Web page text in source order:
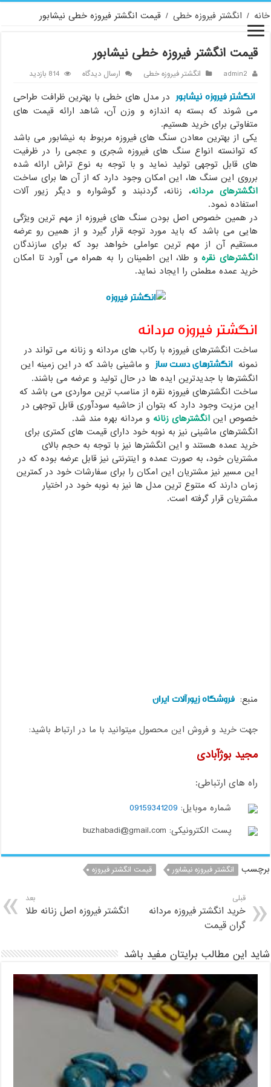
خانه / انگشتر فیروزه خطی / قیمت انگشتر فیروزه خطی نیشابور
قیمت انگشتر فیروزه خطی نیشابور
admin2 انگشتر فیروزه خطی ارسال دیدگاه 814 بازدید
انگشتر فیروزه نیشابور در مدل های خطی با بهترین ظرافت طراحی
می شوند که بسته به اندازه و وزن آن، شاهد ارائه قیمت های
متفاوتی برای خرید هستیم.
یکی از بهترین معادن سنگ های فیروزه مربوط به نیشابور می باشد
که توانسته انواع سنگ های فیروزه شجری و عجمی را در ظرفیت
های قابل توجهی تولید نماید و با توجه به نوع تراش ارائه شده
برروی این سنگ ها، این امکان وجود دارد که از آن ها برای ساخت
انگشترهای مردانه، زنانه، گردنبند و گوشواره و دیگر زیور آلات
استفاده نمود.
در همین خصوص اصل بودن سنگ های فیروزه از مهم ترین ویژگی
هایی می باشد که باید مورد توجه قرار گیرد و از همین رو عرضه
مستقیم آن از مهم ترین عواملی خواهد بود که برای سازندگان
انگشترهای نقرهو طلا، این اطمینان را به همراه می آورد تا امکان
خرید عمده مطمئن را ایجاد نماید.
انگشتر فیروزه مردانه
ساخت انگشترهای فیروزه با رکاب های مردانه و زنانه می تواند در
نمونه انگشترهای دست ساز و ماشینی باشد که در این زمینه این
انگشترها با جدیدترین ایده ها در حال تولید و عرضه می باشند.
ساخت انگشترهای فیروزه نقره از مناسب ترین مواردی می باشد که
این مزیت وجود دارد که بتوان از حاشیه سودآوری قابل توجهی در
خصوص اینانگشترهای زنانه و مردانه بهره مند شد.
انگشترهای ماشینی نیز به نوبه خود دارای قیمت های کمتری برای
خرید عمده هستند و این انگشترها نیز با توجه به حجم بالای
مشتریان خود، به صورت عمده و اینترنتی نیز قابل عرضه بوده که در
این مسیر نیز مشتریان این امکان را برای سفارشات خود در کمترین
زمان دارند که متنوع ترین مدل ها نیز به نوبه خود در اختیار
مشتریان قرار گرفته است.
منبع: فروشگاه زیورآلات ایران
جهت خرید و فروش این محصول میتوانید با ما در ارتباط باشید:
مجید بوژآبادی
راه های ارتباطی:
شماره موبایل: 09159341209
پست الکترونیکی: buzhabadi@gmail.com
برچسب انگشتر فیروزه نیشابور قیمت انگشتر فیروزه
قبلی
خرید انگشتر فیروزه مردانه
گران قیمت
بعد
انگشتر فیروزه اصل زنانه طلا
شاید این مطالب برایتان مفید باشد